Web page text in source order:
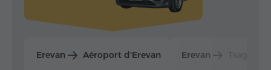
Erevan Aéroport d'Erevan Erevan